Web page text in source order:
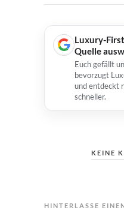
Luxury-
Quelle
Euch gefällt
bevorzugt
und entdeckt
schneller.
KEINE
HINTERLASSE